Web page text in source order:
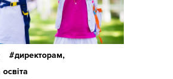
директорам,